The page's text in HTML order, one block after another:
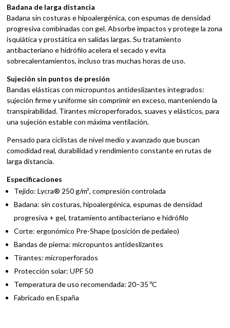
Badana de larga distancia
Badana sin costuras e hipoalergénica, con espumas de densidad
progresiva combinadas con gel. Absorbe impactos y protege la zona
isquiática y prostática en salidas largas. Su tratamiento
antibacteriano e hidrófilo acelera el secado y evita
sobrecalentamientos, incluso tras muchas horas de uso.
Sujeción sin puntos de presión
Bandas elásticas con micropuntos antideslizantes integrados:
sujeción firme y uniforme sin comprimir en exceso, manteniendo la
transpirabilidad. Tirantes microperforados, suaves y elásticos, para
una sujeción estable con máxima ventilación.
Pensado para ciclistas de nivel medio y avanzado que buscan
comodidad real, durabilidad y rendimiento constante en rutas de
larga distancia.
Especificaciones
Tejido: Lycra® 250 g/m², compresión controlada
Badana: sin costuras, hipoalergénica, espumas de densidad
progresiva + gel, tratamiento antibacteriano e hidrófilo
Corte: ergonómico Pre-Shape (posición de pedaleo)
Bandas de pierna: micropuntos antideslizantes
Tirantes: microperforados
Protección solar: UPF 50
Temperatura de uso recomendada: 20–35 ºC
Fabricado en España